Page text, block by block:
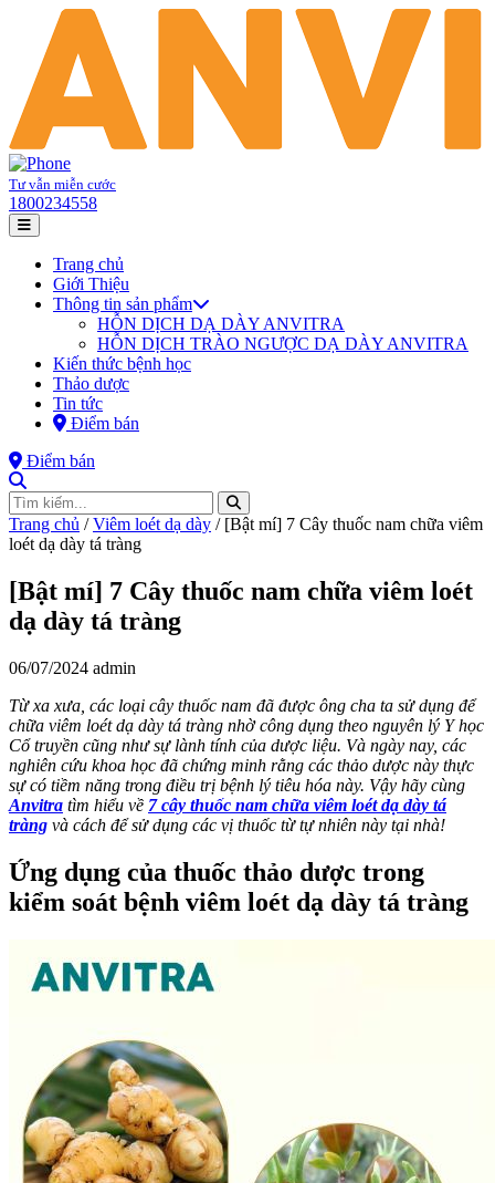
Tư vẫn miễn cước
1800234558
Trang chủ
Giới Thiệu
Thông tin sản phẩm
HỖN DỊCH DẠ DÀY ANVITRA
HỖN DỊCH TRÀO NGƯỢC DẠ DÀY ANVITRA
Kiến thức bệnh học
Thảo dược
Tin tức
Điểm bán
Điểm bán
Trang chủ /Viêm loét dạ dày / [Bật mí] 7 Cây thuốc nam chữa viêm
loét dạ dày tá tràng
[Bật mí] 7 Cây thuốc nam chữa viêm loét
dạ dày tá tràng
06/07/2024 admin
Từ xa xưa, các loại cây thuốc nam đã được ông cha ta sử dụng để
chữa viêm loét dạ dày tá tràng nhờ công dụng theo nguyên lý Y học
Cổ truyền cũng như sự lành tính của dược liệu. Và ngày nay, các
nghiên cứu khoa học đã chứng minh rằng các thảo dược này thực
sự có tiềm năng trong điều trị bệnh lý tiêu hóa này. Vậy hãy cùng
Anvitra tìm hiểu về 7 cây thuốc nam chữa viêm loét dạ dày tá
tràng và cách để sử dụng các vị thuốc từ tự nhiên này tại nhà!
Ứng dụng của thuốc thảo dược trong
kiểm soát bệnh viêm loét dạ dày tá tràng